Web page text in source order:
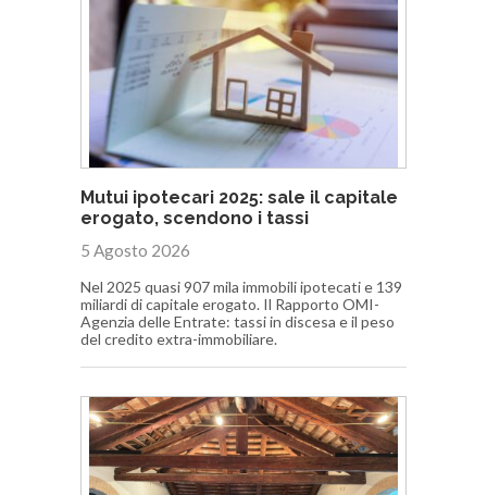
Mutui ipotecari 2025: sale il capitale
erogato, scendono i tassi
5 Agosto 2026
Nel 2025 quasi 907 mila immobili ipotecati e 139
miliardi di capitale erogato. Il Rapporto OMI-
Agenzia delle Entrate: tassi in discesa e il peso
del credito extra-immobiliare.